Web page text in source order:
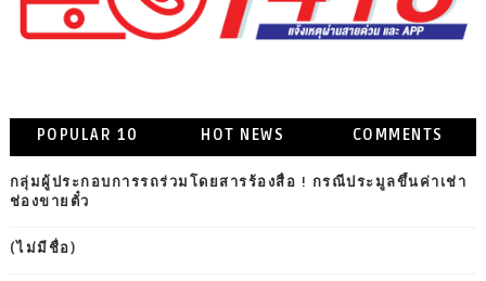
POPULAR 10 HOT NEWS COMMENTS
กลุ่มผู้ประกอบการรถร่วมโดยสารร้องสื่อ ! กรณีประมูลขึ้นค่าเช่า
ช่องขายตั๋ว
(ไม่มีชื่อ)